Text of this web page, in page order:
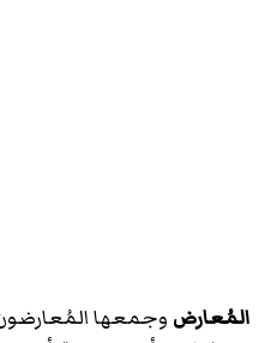
المُعارض وجمعها المُعارضون